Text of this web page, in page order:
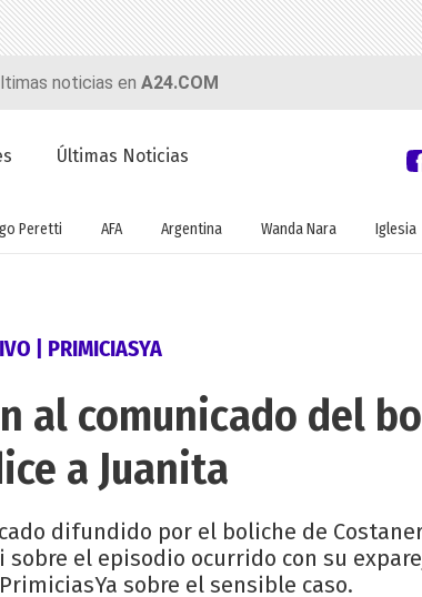
noticias en A24.COM
Últimas Noticias
Peretti AFA Argentina Wanda Nara Iglesia
| PRIMICIASYA
al comunicado del
a Juanita
difundido por el boliche de
el episodio ocurrido con su
sobre el sensible caso.